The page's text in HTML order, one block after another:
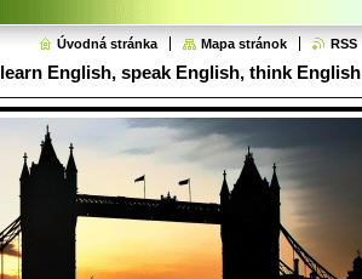
Úvodná stránka Mapa stránok
RSS
learn English, speak English, think English